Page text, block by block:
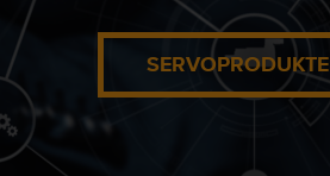
SERVOPRODUKTE